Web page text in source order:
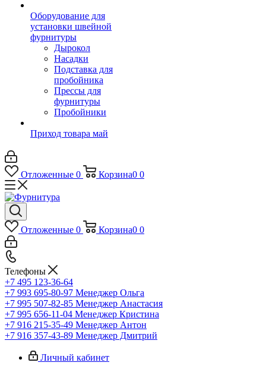
Оборудование для
установки швейной
фурнитуры
Дырокол
Насадки
Подставка для
пробойника
Прессы для
фурнитуры
Пробойники
Приход товара май
Отложенные 0 Корзина0 0
Отложенные 0 Корзина0 0
Телефоны
+7 495 123-36-64
+7 993 695-80-97 Менеджер Ольга
+7 995 507-82-85 Менеджер Анастасия
+7 995 656-11-04 Менеджер Кристина
+7 916 215-35-49 Менеджер Антон
+7 916 357-43-89 Менеджер Дмитрий
Личный кабинет